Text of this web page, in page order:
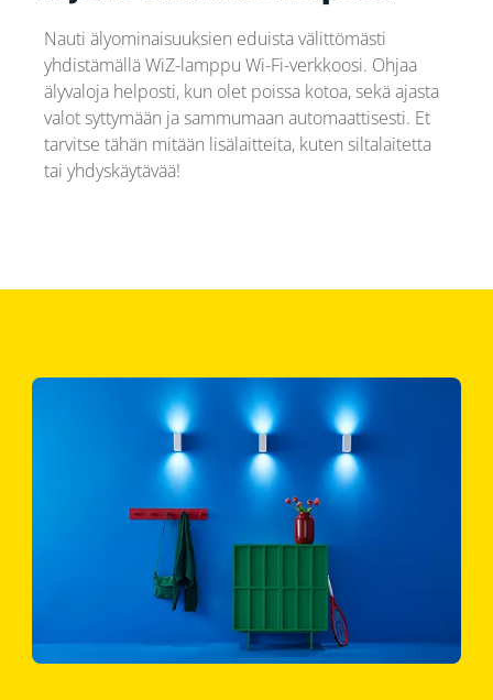
Nauti älyominaisuuksien eduista välittömästi
yhdistämällä WiZ-lamppu Wi-Fi-verkkoosi. Ohjaa
älyvaloja helposti, kun olet poissa kotoa, sekä ajasta
valot syttymään ja sammumaan automaattisesti. Et
tarvitse tähän mitään lisälaitteita, kuten siltalaitetta
tai yhdyskäytävää!